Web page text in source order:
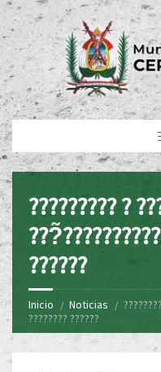
????????? ?
??????
Inicio Noticias
???????? ??????